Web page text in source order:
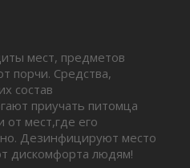
мест, предметов
порчи. Средства,
состав
приучать питомца
от мест,где его
Дезинфицируют место
дискомфорта людям!